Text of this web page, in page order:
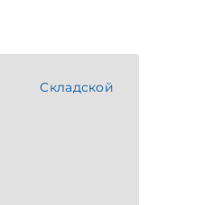
Складской